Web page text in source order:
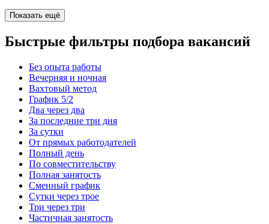
Показать ещё
Быстрые фильтры подбора вакансий
Без опыта работы
Вечерняя и ночная
Вахтовый метод
График 5/2
Два через два
За последние три дня
За сутки
От прямых работодателей
Полный день
По совместительству
Полная занятость
Сменный график
Сутки через трое
Три через три
Частичная занятость